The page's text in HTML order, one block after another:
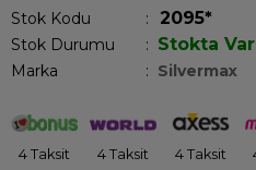
Stok Kodu 2095*
Stok Durumu : Stokta Var
Marka : Silvermax
4 Taksit 4 Taksit 4 Taksit